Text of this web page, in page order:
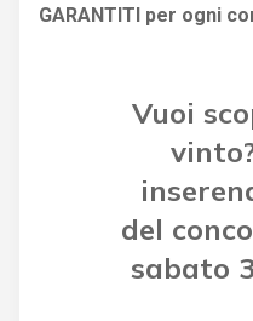
GARANTITI per ogni
Vuoi
del
sabato